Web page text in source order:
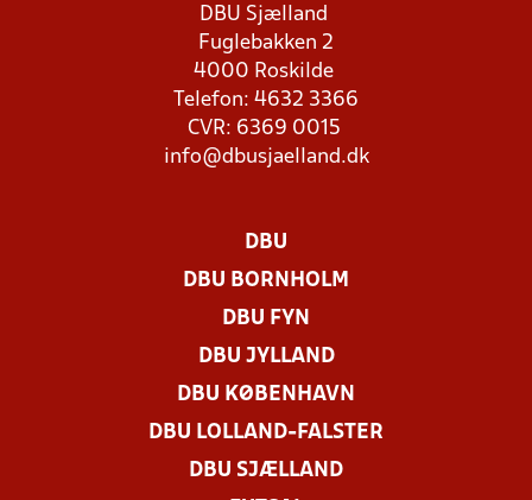
DBU Sjælland
Fuglebakken 2
4000 Roskilde
Telefon: 4632 3366
CVR: 6369 0015
info@dbusjaelland.dk
DBU
DBU BORNHOLM
DBU FYN
DBU JYLLAND
DBU KØBENHAVN
DBU LOLLAND-FALSTER
DBU SJÆLLAND